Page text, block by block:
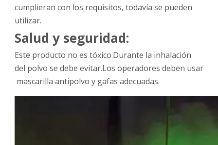
cumplieran con los requisitos, todavía se pueden
utilizar.
Salud y seguridad:
Este producto no es tóxico.Durante la inhalación
del polvo se debe evitar.Los operadores deben usar
mascarilla antipolvo y gafas adecuadas.